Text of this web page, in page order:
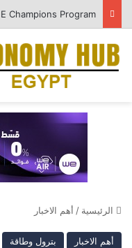
الرئيسية / أهم الاخبار
أهم الاخبار بترول وطاقة